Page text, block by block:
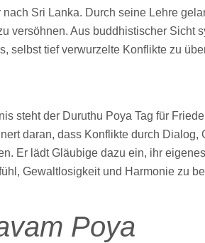
Sri Lanka. Durch seine Lehre
versöhnen. Aus buddhistischer Sicht
selbst tief verwurzelte Konflikte zu
steht der Duruthu Poya Tag für
daran, dass Konflikte durch
Er lädt Gläubige dazu ein, ihr
Gewaltlosigkeit und Harmonie zu
Poya